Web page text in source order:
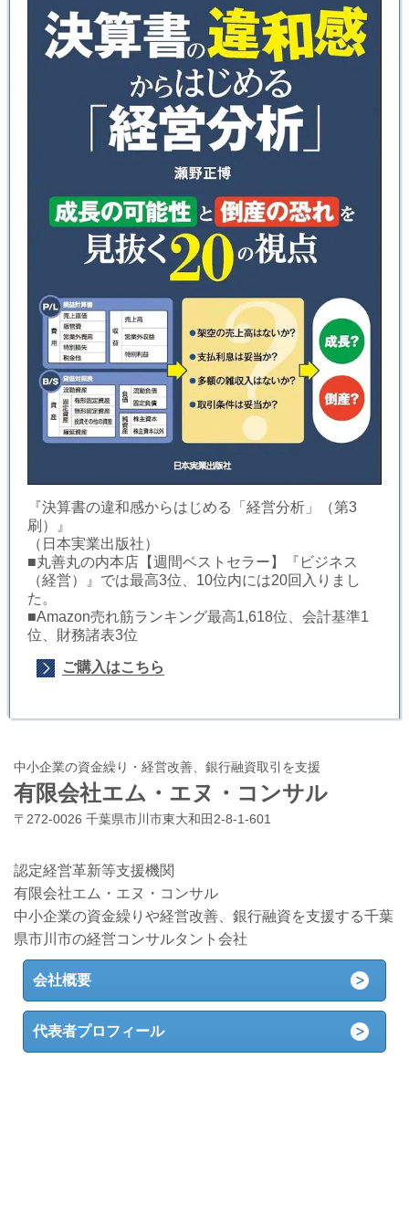
『決算書の違和感からはじめる「経営分析」（第3
刷）』
（日本実業出版社）
■丸善丸の内本店【週間ベストセラー】『ビジネス
（経営）』では最高3位、10位内には20回入りまし
た。
■Amazon売れ筋ランキング最高1,618位、会計基準1
位、財務諸表3位
ご購入はこちら
中小企業の資金繰り・経営改善、銀行融資取引を支援
有限会社エム・エヌ・コンサル
〒272-0026 千葉県市川市東大和田2-8-1-601
認定経営革新等支援機関
有限会社エム・エヌ・コンサル
中小企業の資金繰りや経営改善、銀行融資を支援する千葉
県市川市の経営コンサルタント会社
会社概要
代表者プロフィール